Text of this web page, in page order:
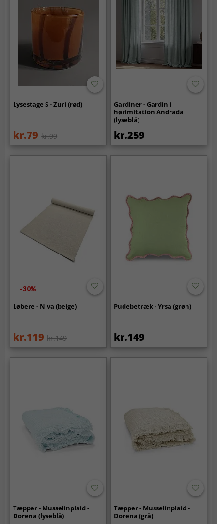
Lysestage S - Zuri (rød)
kr.79 kr.99
Gardiner - Gardin i
hørimitation Andrada
(lyseblå)
kr.259
-30%
Løbere - Niva (beige)
kr.119 kr.149
Pudebetræk - Yrsa (grøn)
kr.149
Tæpper - Musselinplaid -
Dorena (lyseblå)
Tæpper - Musselinplaid -
Dorena (grå)